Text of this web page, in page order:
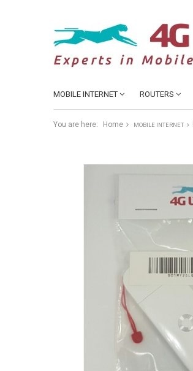
MOBILE INTERNET ROUTERS
You are here: Home MOBILE INTERNET